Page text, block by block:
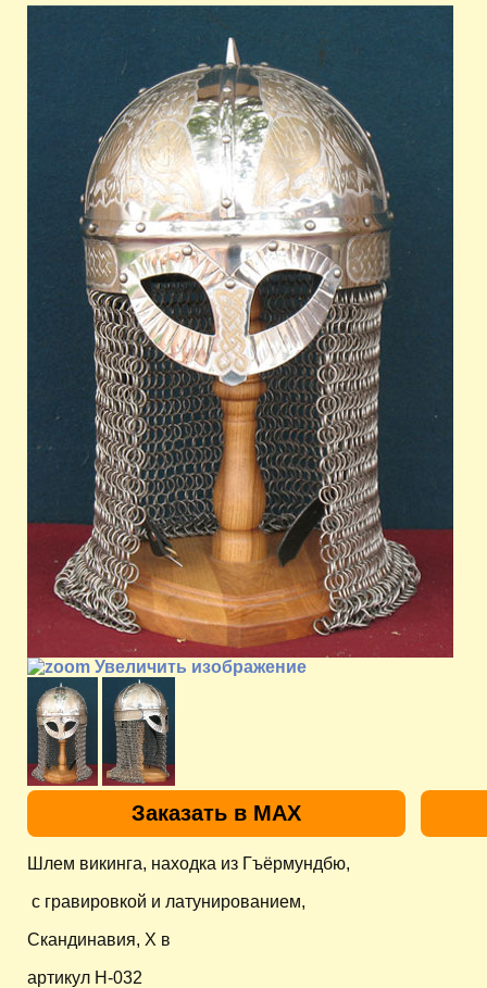
Увеличить изображение
Заказать в MAX
Шлем викинга, находка из Гъёрмундбю,
с гравировкой и латунированием,
Скандинавия, X в
артикул H-032